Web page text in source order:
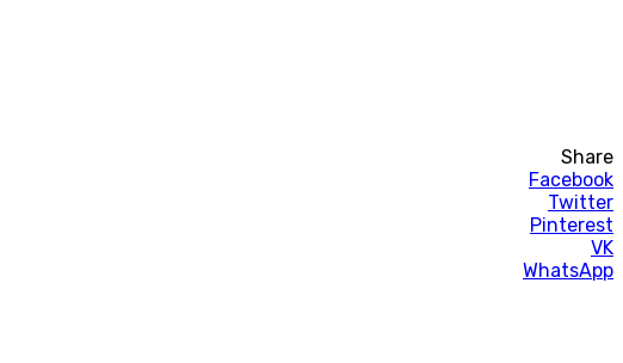
Share
Facebook
Twitter
Pinterest
VK
WhatsApp